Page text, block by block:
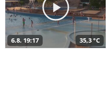
6.8. 19:17 35,3 °C